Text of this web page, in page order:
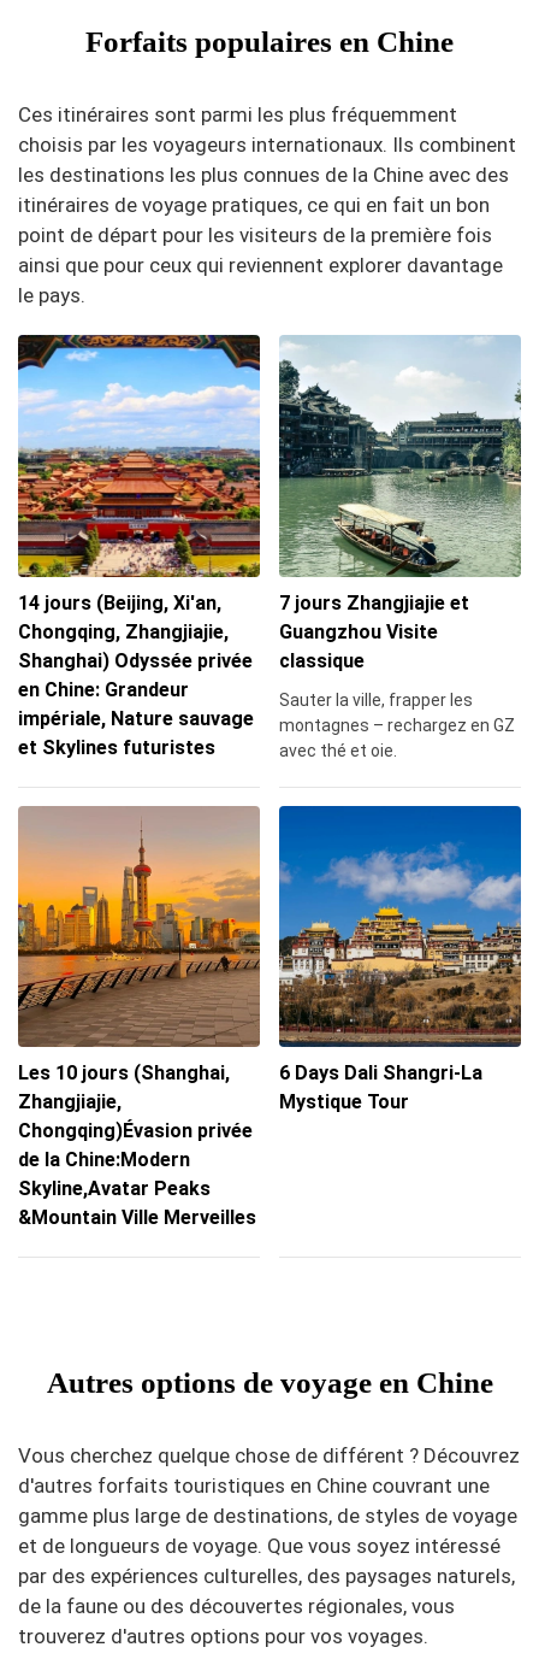
Forfaits populaires en Chine
Ces itinéraires sont parmi les plus fréquemment
choisis par les voyageurs internationaux. Ils combinent
les destinations les plus connues de la Chine avec des
itinéraires de voyage pratiques, ce qui en fait un bon
point de départ pour les visiteurs de la première fois
ainsi que pour ceux qui reviennent explorer davantage
le pays.
14 jours (Beijing, Xi'an,
Chongqing, Zhangjiajie,
Shanghai) Odyssée privée
en Chine: Grandeur
impériale, Nature sauvage
et Skylines futuristes
7 jours Zhangjiajie et
Guangzhou Visite
classique
Sauter la ville, frapper les
montagnes – rechargez en GZ
avec thé et oie.
Les 10 jours (Shanghai,
Zhangjiajie,
Chongqing)Évasion privée
de la Chine:Modern
Skyline,Avatar Peaks
&Mountain Ville Merveilles
6 Days Dali Shangri-La
Mystique Tour
Autres options de voyage en Chine
Vous cherchez quelque chose de différent ? Découvrez
d'autres forfaits touristiques en Chine couvrant une
gamme plus large de destinations, de styles de voyage
et de longueurs de voyage. Que vous soyez intéressé
par des expériences culturelles, des paysages naturels,
de la faune ou des découvertes régionales, vous
trouverez d'autres options pour vos voyages.